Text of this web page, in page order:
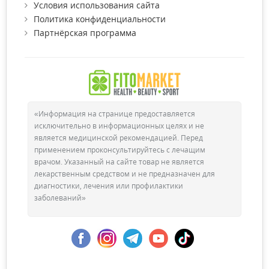
Условия использования сайта
Политика конфиденциальности
Партнёрская программа
«Информация на странице предоставляется
исключительно в информационных целях и не
является медицинской рекомендацией. Перед
применением проконсультируйтесь с лечащим
врачом. Указанный на сайте товар не является
лекарственным средством и не предназначен для
диагностики, лечения или профилактики
заболеваний»